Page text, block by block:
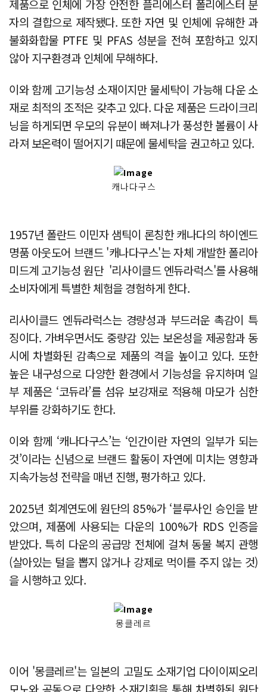
제품으로 인체에 가장 안전한 플리에스터 폴리에스터 분
자의 결합으로 제작됐다. 또한 자연 및 인체에 유해한 과
불화화합물 PTFE 및 PFAS 성분을 전혀 포함하고 있지
않아 지구환경과 인체에 무해하다.
이와 함께 고기능성 소재이지만 물세탁이 가능해 다운 소
재로 최적의 조적은 갖추고 있다. 다운 제품은 드라이크리
닝을 하게되면 우모의 유분이 빠져나가 풍성한 볼륨이 사
라져 보온력이 떨어지기 때문에 물세탁을 권고하고 있다.
캐나다구스
1957년 폴란드 이민자 샘틱이 론칭한 캐나다의 하이엔드
명품 아웃도어 브랜드 '캐나다구스'는 자체 개발한 폴리아
미드계 고기능성 원단 '리사이클드 엔듀라럭스'를 사용해
소비자에게 특별한 체험을 경험하게 한다.
리사이클드 엔듀라럭스는 경량성과 부드러운 촉감이 특
징이다. 가벼우면서도 중량감 있는 보온성을 제공함과 동
시에 차별화된 감촉으로 제품의 격을 높이고 있다. 또한
높은 내구성으로 다양한 환경에서 기능성을 유지하며 일
부 제품은 ‘코듀라’를 섬유 보강재로 적용해 마모가 심한
부위를 강화하기도 한다.
이와 함께 ‘캐나다구스’는 ‘인간이란 자연의 일부가 되는
것’이라는 신념으로 브랜드 활동이 자연에 미치는 영향과
지속가능성 전략을 매년 진행, 평가하고 있다.
2025년 회계연도에 원단의 85%가 ‘블루사인 승인을 받
았으며, 제품에 사용되는 다운의 100%가 RDS 인증을
받았다. 특히 다운의 공급망 전체에 걸쳐 동물 복지 관행
(살아있는 털을 뽑지 않거나 강제로 먹이를 주지 않는 것)
을 시행하고 있다.
몽클레르
이어 '몽클레르'는 일본의 고밀도 소재기업 다이이찌오리
모노와 공동으로 다양한 소재기획을 통해 차별화된 원단